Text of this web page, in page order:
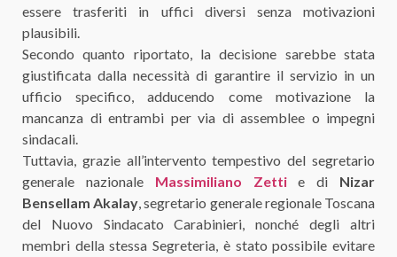
essere trasferiti in uffici diversi senza motivazioni
plausibili.
Secondo quanto riportato, la decisione sarebbe stata
giustificata dalla necessità di garantire il servizio in un
ufficio specifico, adducendo come motivazione la
mancanza di entrambi per via di assemblee o impegni
sindacali.
Tuttavia, grazie all’intervento tempestivo del segretario
generale nazionale Massimiliano Zetti e di Nizar
Bensellam Akalay, segretario generale regionale Toscana
del Nuovo Sindacato Carabinieri, nonché degli altri
membri della stessa Segreteria, è stato possibile evitare